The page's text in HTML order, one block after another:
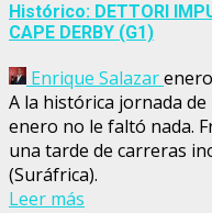
Histórico: DETTORI
CAPE DERBY (G1)
Enrique Salazar
A la histórica jornada
enero no le faltó nada.
una tarde de carreras
(Suráfrica).
Leer más